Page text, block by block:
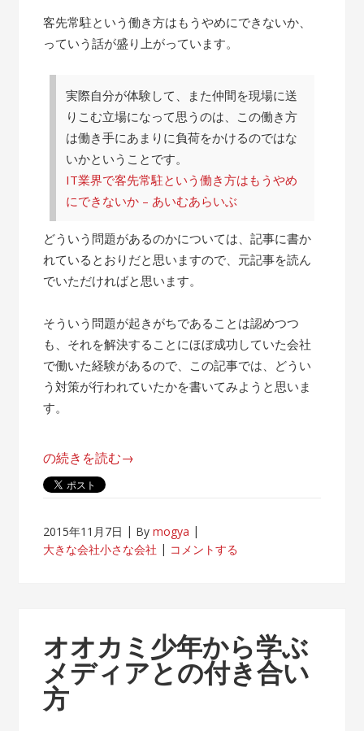
客先常駐という働き方はもうやめにできないか、
っていう話が盛り上がっています。
実際自分が体験して、また仲間を現場に送
りこむ立場になって思うのは、この働き方
は働き手にあまりに負荷をかけるのではな
いかということです。
IT業界で客先常駐という働き方はもうやめ
にできないか – あいむあらいぶ
どういう問題があるのかについては、記事に書か
れているとおりだと思いますので、元記事を読ん
でいただければと思います。
そういう問題が起きがちであることは認めつつ
も、それを解決することにほぼ成功していた会社
で働いた経験があるので、この記事では、どうい
う対策が行われていたかを書いてみようと思いま
す。
“帰
属
が
客
先
常
駐
の続きを読む→
2015年11月7日 Bymogya
大きな会社小さな会社
コメントする
オオカミ少年から学ぶ
メディアとの付き合い
方